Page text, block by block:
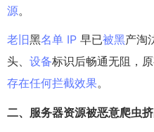
源。
老旧黑名单 IP 早已被黑产淘
头、 设备标识后畅通无阻，
存在任何拦截效果。
二、 服务器资源被恶意爬虫